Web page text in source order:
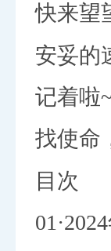
快来望
安妥的
记着啦
找使命
目次